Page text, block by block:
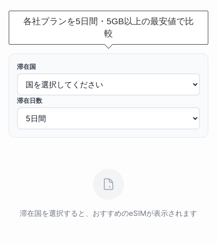
各社プランを5日間・5GB以上の最安値で比
較
滞在国
滞在日数
滞在国を選択すると、おすすめのeSIMが表示されます